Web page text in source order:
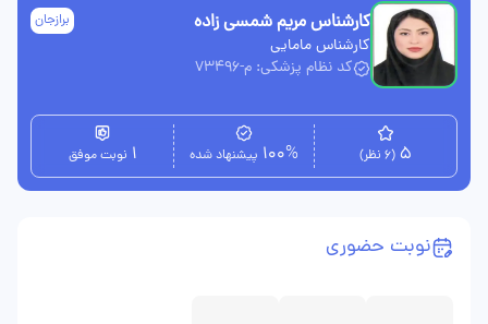
کارشناس مریم شمسی زاده
کارشناس مامایی
کد نظام پزشکی: م-73496
برازجان
5 (6 نظر) 100% پیشنهاد شده 1 نوبت موفق
نوبت حضوری